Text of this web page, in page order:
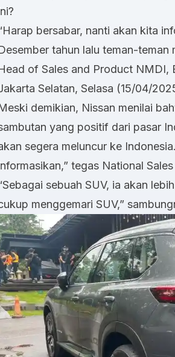
bersabar, nanti akan kita
tahun lalu teman-
of Sales and Product NMDI,
Selatan, Selasa (15/04/
demikian, Nissan menilai
yang positif dari pasar
segera meluncur ke
tegas National
sebuah SUV, ia akan
menggemari SUV,”